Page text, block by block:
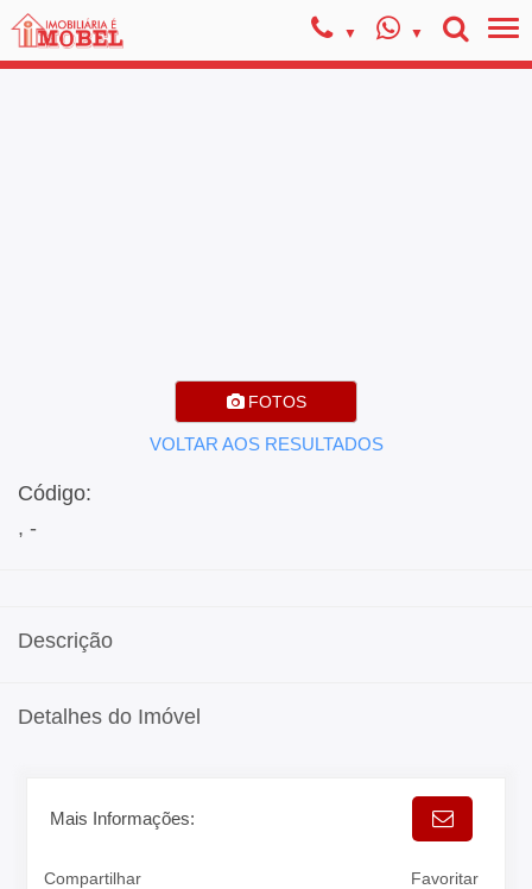
FOTOS
VOLTAR AOS RESULTADOS
Código:
, -
Descrição
Detalhes do Imóvel
Mais Informações:
Compartilhar Favoritar